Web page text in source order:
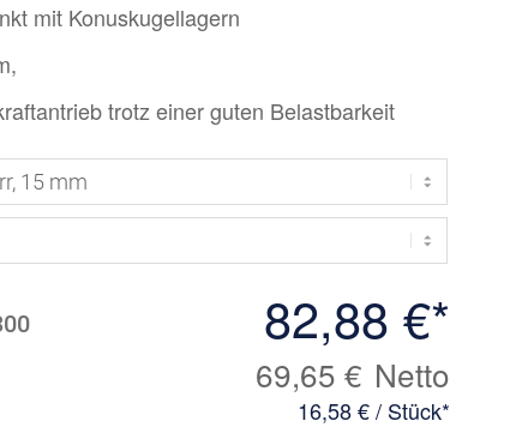
mit Konuskugellagern
trotz einer guten Belastbarkeit
82,88 €*
69,65 € Netto
16,58 € / Stück*